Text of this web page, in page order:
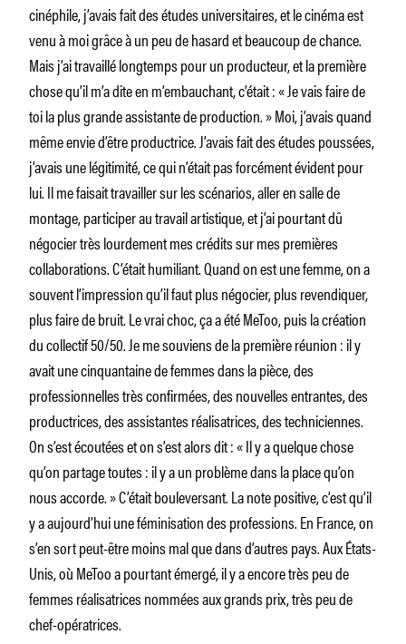
cinéphile, j’avais fait des études universitaires, et le cinéma est
venu à moi grâce à un peu de hasard et beaucoup de chance.
Mais j’ai travaillé longtemps pour un producteur, et la première
chose qu’il m’a dite en m’embauchant, c’était : « Je vais faire de
toi la plus grande assistante de production. » Moi, j’avais quand
même envie d’être productrice. J’avais fait des études poussées,
j’avais une légitimité, ce qui n’était pas forcément évident pour
lui. Il me faisait travailler sur les scénarios, aller en salle de
montage, participer au travail artistique, et j’ai pourtant dû
négocier très lourdement mes crédits sur mes premières
collaborations. C’était humiliant. Quand on est une femme, on a
souvent l’impression qu’il faut plus négocier, plus revendiquer,
plus faire de bruit. Le vrai choc, ça a été MeToo, puis la création
du collectif 50/50. Je me souviens de la première réunion : il y
avait une cinquantaine de femmes dans la pièce, des
professionnelles très confirmées, des nouvelles entrantes, des
productrices, des assistantes réalisatrices, des techniciennes.
On s’est écoutées et on s’est alors dit : « Il y a quelque chose
qu’on partage toutes : il y a un problème dans la place qu’on
nous accorde. » C’était bouleversant. La note positive, c’est qu’il
y a aujourd’hui une féminisation des professions. En France, on
s’en sort peut-être moins mal que dans d’autres pays. Aux États-
Unis, où MeToo a pourtant émergé, il y a encore très peu de
femmes réalisatrices nommées aux grands prix, très peu de
chef-opératrices.